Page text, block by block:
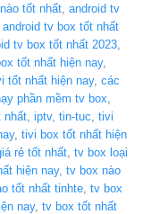
tốt nhất android tv
android tv box tốt nhất
tv box tốt nhất 2023
tốt nhất hiện nay,
tốt nhất hiện nay, các
phần mềm tv box
nhất iptv, tin-tuc tivi
, tivi box tốt nhất hiện
rẻ tốt nhất tv box loại
hiện nay, tv box nào
tốt nhất tinhte tv box
nay, tv box tốt nhất